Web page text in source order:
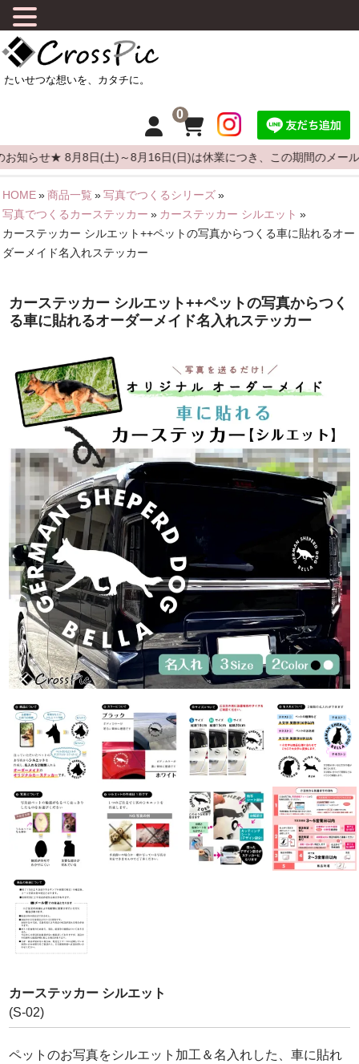
0
せ★ 8月8日(土)～8月16日(日)は休業につき、この期間のメールの
HOME
CrossPicについて
よくある質問
カーステッカーの貼りかた
フォトパネルの貼りかた
商品一覧
選んでつくるシリーズ
選んでつくるカーステッカー
選んでつくる防水シール
犬グッズ
猫グッズ
写真でつくるシリーズ
写真でつくるカーステッカー
写真でつくる防水シール
写真でつくるフォトパネル
お問い合わせ
HOME»商品一覧 »写真でつくるシリーズ»
写真でつくるカーステッカー » カーステッカー シルエット »
カーステッカー シルエット++ペットの写真からつくる車に貼れるオー
ダーメイド名入れステッカー
カーステッカー シルエット++ペットの写真からつく
る車に貼れるオーダーメイド名入れステッカー
カーステッカー シルエット
(S-02)
ペットのお写真をシルエット加工＆名入れした、車に貼れ